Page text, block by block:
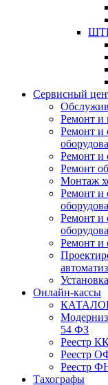
Сервисный
Ремонт и
Ремонт и
Ремонт и
Ремонт
Монтаж
Ремонт и
Ремонт и
Ремонт и
Онлайн-кассы
54 ФЗ
Реестр
Реестр
Реестр
Тахографы